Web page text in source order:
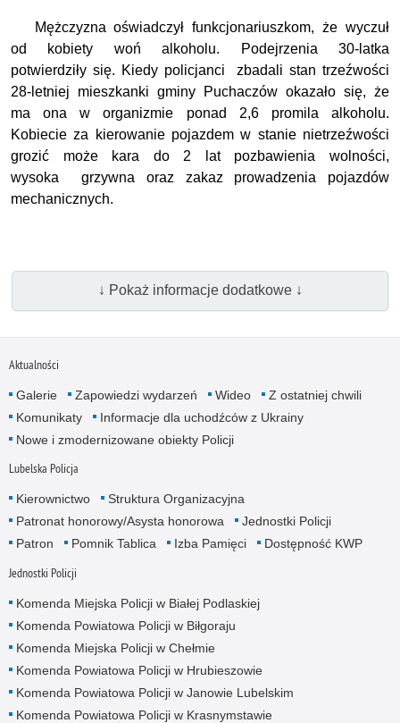
Mężczyzna oświadczył funkcjonariuszkom, że wyczuł
od kobiety woń alkoholu. Podejrzenia 30-latka
potwierdziły się. Kiedy policjanci zbadali stan trzeźwości
28-letniej mieszkanki gminy Puchaczów okazało się, że
ma ona w organizmie ponad 2,6 promila alkoholu.
Kobiecie za kierowanie pojazdem w stanie nietrzeźwości
grozić może kara do 2 lat pozbawienia wolności,
wysoka grzywna oraz zakaz prowadzenia pojazdów
mechanicznych.
↓ Pokaż informacje dodatkowe ↓
Aktualności
Galerie Zapowiedzi wydarzeń Wideo
Z ostatniej chwili
Komunikaty
Informacje dla uchodźców z Ukrainy
Nowe i zmodernizowane obiekty Policji
Lubelska Policja
Kierownictwo
Struktura Organizacyjna
Patronat honorowy/Asysta honorowa
Jednostki Policji
Patron
Pomnik Tablica Izba Pamięci Dostępność KWP
Jednostki Policji
Komenda Miejska Policji w Białej Podlaskiej
Komenda Powiatowa Policji w Biłgoraju
Komenda Miejska Policji w Chełmie
Komenda Powiatowa Policji w Hrubieszowie
Komenda Powiatowa Policji w Janowie Lubelskim
Komenda Powiatowa Policji w Krasnymstawie